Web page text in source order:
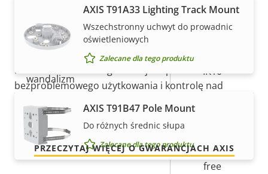
Temperatura pracy -40 to 50 °C
Do użytku na zewnątrz
Klasa odporności na
wandalizm
IK10
Klasa IP
Zrównoważony rozwój
free, PVC
free
AXIS T91A33 Lighting Track Mount
Wszechstronny uchwyt do prowadnic
oświetleniowych
Zalecane dla tego produktu
AXIS T91B47 Pole Mount
Do różnych średnic słupa
Zalecane dla tego produktu
5-letnia gwarancja
zapewniająca spokój
Nasza nowa 5-letnia gwarancja zapewnia lata
bezproblemowego użytkowania i kontrolę nad
kosztami. Nie ma żadnych zapisów drobnym
drukiem: oferujemy dokładnie to, co obiecujemy.
PRZECZYTAJ WIĘCEJ O GWARANCJACH AXIS